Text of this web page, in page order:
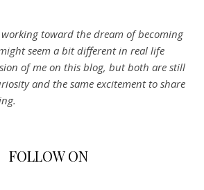
working toward the dream of becoming
seem a bit different in real life
of me on this blog, but both are still
and the same excitement to share
FOLLOW ON